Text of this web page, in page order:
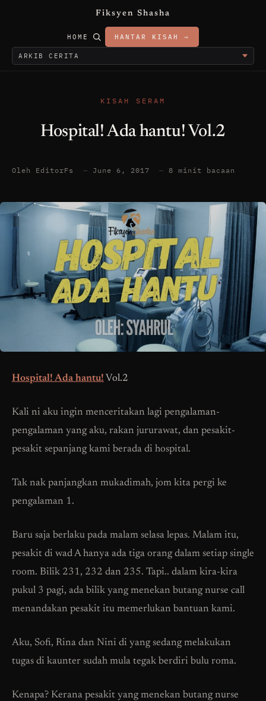
Fiksyen Shasha
HOME HANTAR KISAH →
KISAH SERAM
Hospital! Ada hantu! Vol.2
Oleh EditorFs — June 6, 2017 — 8 minit bacaan
Hospital! Ada hantu! Vol.2
Kali ni aku ingin menceritakan lagi pengalaman-
pengalaman yang aku, rakan jururawat, dan pesakit-
pesakit sepanjang kami berada di hospital.
Tak nak panjangkan mukadimah, jom kita pergi ke
pengalaman 1.
Baru saja berlaku pada malam selasa lepas. Malam itu,
pesakit di wad A hanya ada tiga orang dalam setiap single
room. Bilik 231, 232 dan 235. Tapi.. dalam kira-kira
pukul 3 pagi, ada bilik yang menekan butang nurse call
menandakan pesakit itu memerlukan bantuan kami.
Aku, Sofi, Rina dan Nini di yang sedang melakukan
tugas di kaunter sudah mula tegak berdiri bulu roma.
Kenapa? Kerana pesakit yang menekan butang nurse